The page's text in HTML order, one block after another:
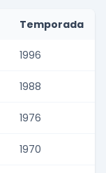
Temporada
1996
1988
1976
1970